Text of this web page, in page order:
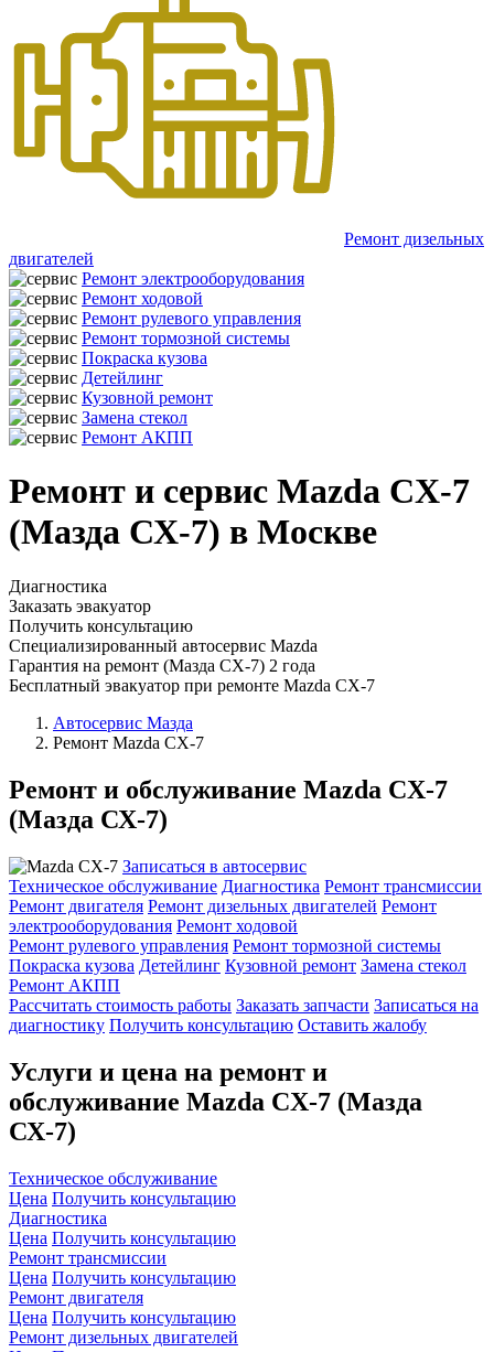
Ремонт дизельных
двигателей
Ремонт электрооборудования
Ремонт ходовой
Ремонт рулевого управления
Ремонт тормозной системы
Покраска кузова
Детейлинг
Кузовной ремонт
Замена стекол
Ремонт АКПП
Ремонт и сервис Mazda CX-7
(Мазда СХ-7) в Москве
Диагностика
Заказать эвакуатор
Получить консультацию
Специализированный автосервис Mazda
Гарантия на ремонт (Мазда СХ-7) 2 года
Бесплатный эвакуатор при ремонте Mazda CX-7
Автосервис Мазда
Ремонт Mazda CX-7
Ремонт и обслуживание Mazda CX-7
(Мазда СХ-7)
Записаться в автосервис
Техническое обслуживание Диагностика Ремонт трансмиссии
Ремонт двигателя Ремонт дизельных двигателей Ремонт
электрооборудования Ремонт ходовой
Ремонт рулевого управления Ремонт тормозной системы
Покраска кузова Детейлинг Кузовной ремонт Замена стекол
Ремонт АКПП
Рассчитать стоимость работы Заказать запчасти Записаться на
диагностику Получить консультацию Оставить жалобу
Услуги и цена на ремонт и
обслуживание Mazda CX-7 (Мазда
СХ-7)
Техническое обслуживание
Цена Получить консультацию
Диагностика
Цена Получить консультацию
Ремонт трансмиссии
Цена Получить консультацию
Ремонт двигателя
Цена Получить консультацию
Ремонт дизельных двигателей